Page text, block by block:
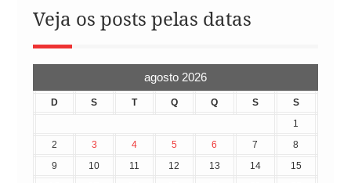
Veja os posts pelas datas
agosto 2026
D S T Q Q S
S
1
2
3 4 5 6 7
8
9
10 11 12 13 14
15